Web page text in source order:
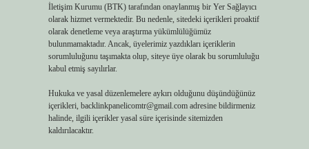
İletişim Kurumu (BTK) tarafından onaylanmış bir Yer Sağlayıcı
olarak hizmet vermektedir. Bu nedenle, sitedeki içerikleri proaktif
olarak denetleme veya araştırma yükümlülüğümüz
bulunmamaktadır. Ancak, üyelerimiz yazdıkları içeriklerin
sorumluluğunu taşımakta olup, siteye üye olarak bu sorumluluğu
kabul etmiş sayılırlar.
Hukuka ve yasal düzenlemelere aykırı olduğunu düşündüğünüz
içerikleri, backlinkpanelicomtr@gmail.comadresine bildirmeniz
halinde, ilgili içerikler yasal süre içerisinde sitemizden
kaldırılacaktır.